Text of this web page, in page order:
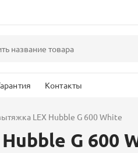
Контакты
LEX Hubble G 600 White
G 600